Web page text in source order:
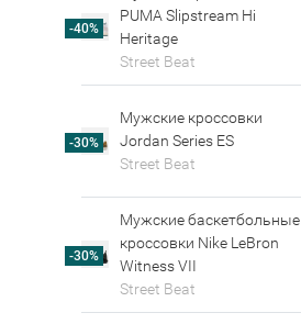
-40%
PUMA Slipstream Hi
Heritage
Street Beat
-30%
Мужские кроссовки
Jordan Series ES
Street Beat
-30%
Мужские баскетбольные
кроссовки Nike LeBron
Witness VII
Street Beat